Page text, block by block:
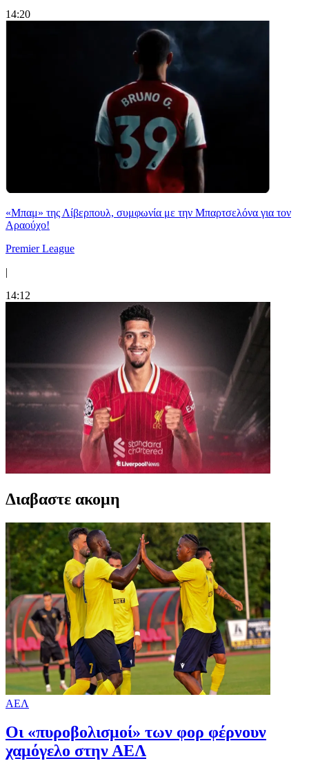
14:20
«Μπαμ» της Λίβερπουλ, συμφωνία με την Μπαρτσελόνα για τον
Αραούχο!
Premier League
|
14:12
Διαβαστε ακομη
ΑΕΛ
Οι «πυροβολισμοί» των φορ φέρνουν
χαμόγελο στην ΑΕΛ